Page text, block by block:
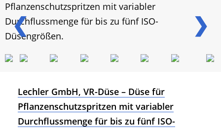
❮ ❯
Pflanzenschutzspritzen mit variabler
Durchflussmenge für bis zu fünf ISO-
Düsengrößen.
Lechler GmbH, VR-Düse – Düse für
Pflanzenschutzspritzen mit variabler
Durchflussmenge für bis zu fünf ISO-